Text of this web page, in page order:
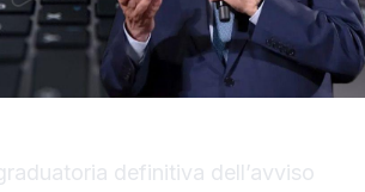
definitiva dell’avviso